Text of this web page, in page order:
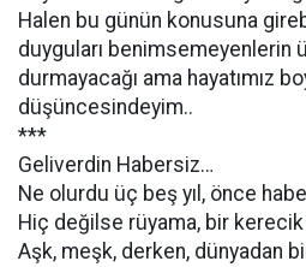
Halen bu günün konusuna
duyguları benimsemeyenlerin
durmayacağı ama hayatımız
düşüncesindeyim..
***
Geliverdin Habersiz…
Ne olurdu üç beş yıl, önce
Hiç değilse rüyama, bir
Aşk, meşk, derken, dünyadan